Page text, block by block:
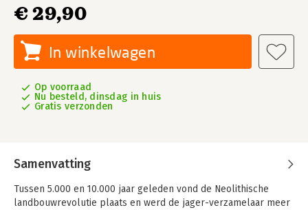
€ 29,90
In winkelwagen
Op voorraad
Nu besteld, dinsdag in huis
Gratis verzonden
Samenvatting
Tussen 5.000 en 10.000 jaar geleden vond de Neolithische
landbouwrevolutie plaats en werd de jager-verzamelaar meer